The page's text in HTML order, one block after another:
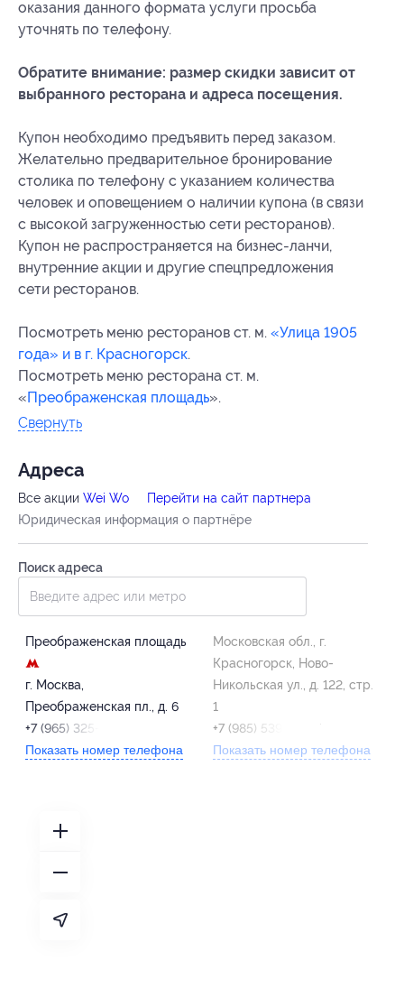
оказания данного формата услуги просьба
уточнять по телефону.
Обратите внимание: размер скидки зависит от
выбранного ресторана и адреса посещения.
Купон необходимо предъявить перед заказом.
Желательно предварительное бронирование
столика по телефону с указанием количества
человек и оповещением о наличии купона (в связи
с высокой загруженностью сети ресторанов).
Купон не распространяется на бизнес-ланчи,
внутренние акции и другие спецпредложения
сети ресторанов.
Посмотреть меню ресторанов ст. м. «Улица 1905
года» и в г. Красногорск.
Посмотреть меню ресторана ст. м.
«Преображенская площадь».
Свернуть
Адресa
Все акции Wei Wo
Перейти на сайт партнера
Юридическая информация о партнёре
Поиск адреса
Преображенская площадь
г. Москва,
Преображенская пл., д. 6
+7 (965) 325-00-55
Показать номер телефона
Московская обл., г.
Красногорск, Ново-
Никольская ул., д. 122, стр.
1
+7 (985) 539-55-77
Показать номер телефона